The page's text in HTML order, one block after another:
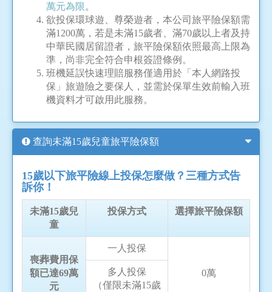
萬元為限 。
欲投保環球遊、尊榮遊者，本公司旅平險保額需
滿1200萬，若是未滿15歲者、滿70歲以上者及持
中華民國居留證者，旅平險保額依照最高上限為
準，尚非完全符合申根簽證條例。
班機延誤快速理賠服務僅適用於「本人網路投
保」旅遊險之要保人，並需於保單生效前輸入班
機資料才可啟用此服務。
查詢未滿15歲兒童旅平險保額
15歲以下旅平險線上投保怎麼做？三種方式告
訴你！
未滿15歲兒
童
投保方式 選擇旅平險保額
喪葬費用保
額已達69萬
元
一人投保
0萬
多人投保
（僅限未滿15歲